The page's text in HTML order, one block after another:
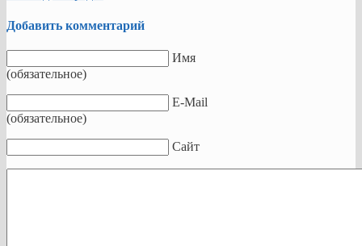
Добавить комментарий
Имя
(обязательное)
E-Mail
(обязательное)
Сайт